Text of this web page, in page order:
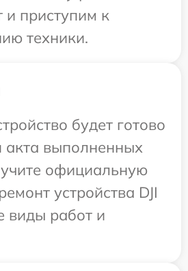
и приступим к
техники.
будет готово
акта выполненных
официальную
устройства DJI
виды работ и